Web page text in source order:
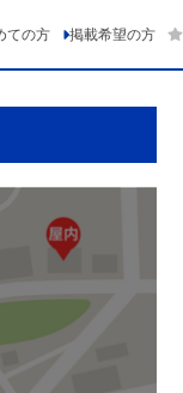
ての方 掲載希望の方